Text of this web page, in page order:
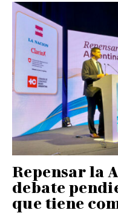
Repensar la
debate
que tiene